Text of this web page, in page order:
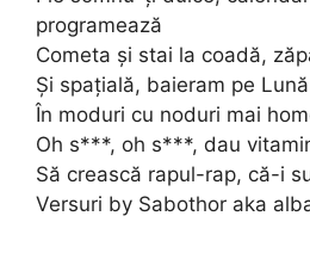
programează
Cometa și stai la coadă,
Și spațială, baieram pe
În moduri cu noduri mai
Oh s***, oh s***, dau
Să crească rapul-rap, că-i
Versuri by Sabothor aka